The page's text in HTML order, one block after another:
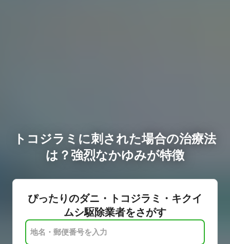
トコジラミに刺された場合の治療法
は？強烈なかゆみが特徴
ぴったりのダニ・トコジラミ・キクイ
ムシ駆除業者をさがす